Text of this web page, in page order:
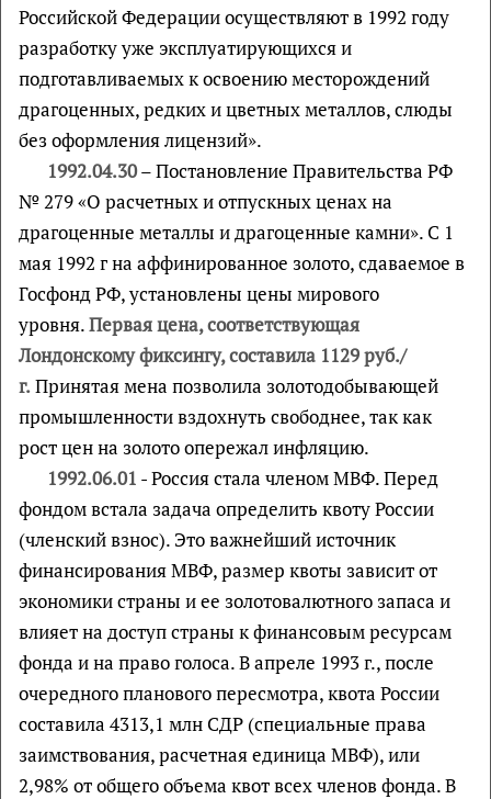
Российской Федерации осуществляют в 1992 году
разработку уже эксплуатирующихся и
подготавливаемых к освоению месторождений
драгоценных, редких и цветных металлов, слюды
без оформления лицензий».
1992.04.30– Постановление Правительства РФ
№ 279 «О расчетных и отпускных ценах на
драгоценные металлы и драгоценные камни». С 1
мая 1992 г на аффинированное золото, сдаваемое в
Госфонд РФ, установлены цены мирового
уровня.Первая цена, соответствующая
Лондонскому фиксингу, составила 1129 руб./
г.Принятая мена позволила золотодобывающей
промышленности вздохнуть свободнее, так как
рост цен на золото опережал инфляцию.
1992.06.01 - Россия стала членом МВФ. Перед
фондом встала задача определить квоту России
(членский взнос). Это важнейший источник
финансирования МВФ, размер квоты зависит от
экономики страны и ее золотовалютного запаса и
влияет на доступ страны к финансовым ресурсам
фонда и на право голоса. В апреле 1993 г., после
очередного планового пересмотра, квота России
составила 4313,1 млн СДР (специальные права
заимствования, расчетная единица МВФ), или
2,98% от общего объема квот всех членов фонда. В